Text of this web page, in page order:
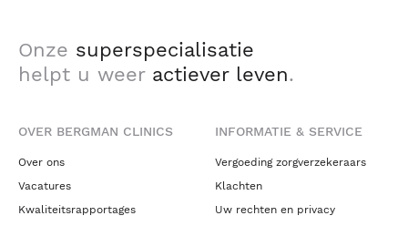
Onze superspecialisatie
helpt u weer actiever leven.
OVER BERGMAN CLINICS
Over ons
Vacatures
Kwaliteitsrapportages
INFORMATIE & SERVICE
Vergoeding zorgverzekeraars
Klachten
Uw rechten en privacy